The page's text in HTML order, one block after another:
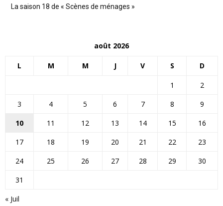
La saison 18 de « Scènes de ménages »
août 2026
L M M J V S D
« Juil
1
2
3
4 5 6 7 8
9
10
11 12 13 14 15
16
17
18 19 20 21 22
23
24
25 26 27 28 29
30
31